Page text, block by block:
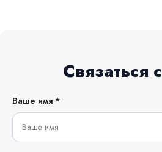
Связаться
Ваше имя *